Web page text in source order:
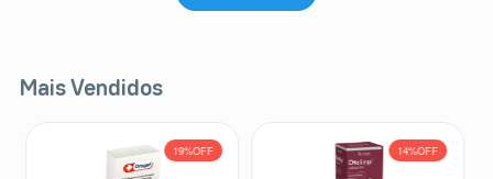
Mais Vendidos
19%OFF 14%OFF